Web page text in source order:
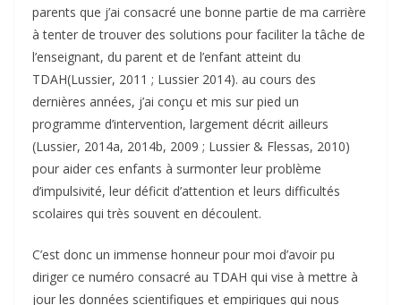
parents que j’ai consacré une bonne partie de ma carrière
à tenter de trouver des solutions pour faciliter la tâche de
l’enseignant, du parent et de l’enfant atteint du
TDAH(Lussier, 2011 ; Lussier 2014). au cours des
dernières années, j’ai conçu et mis sur pied un
programme d’intervention, largement décrit ailleurs
(Lussier, 2014a, 2014b, 2009 ; Lussier & Flessas, 2010)
pour aider ces enfants à surmonter leur problème
d’impulsivité, leur déficit d’attention et leurs difficultés
scolaires qui très souvent en découlent.
C’est donc un immense honneur pour moi d’avoir pu
diriger ce numéro consacré au TDAH qui vise à mettre à
jour les données scientifiques et empiriques qui nous